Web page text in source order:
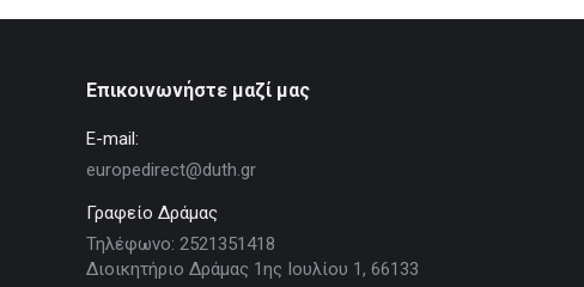
Επικοινωνήστε μαζί μας
E-mail:
europedirect@duth.gr
Γραφείο Δράμας
Τηλέφωνο: 2521351418
Διοικητήριο Δράμας 1ης Ιουλίου 1, 66133